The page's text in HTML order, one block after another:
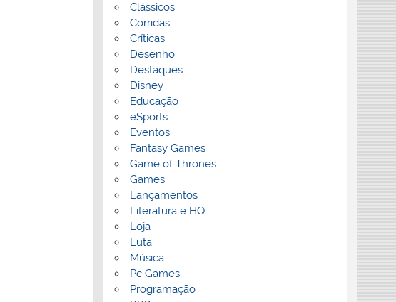
Clássicos
Corridas
Críticas
Desenho
Destaques
Disney
Educação
eSports
Eventos
Fantasy Games
Game of Thrones
Games
Lançamentos
Literatura e HQ
Loja
Luta
Música
Pc Games
Programação